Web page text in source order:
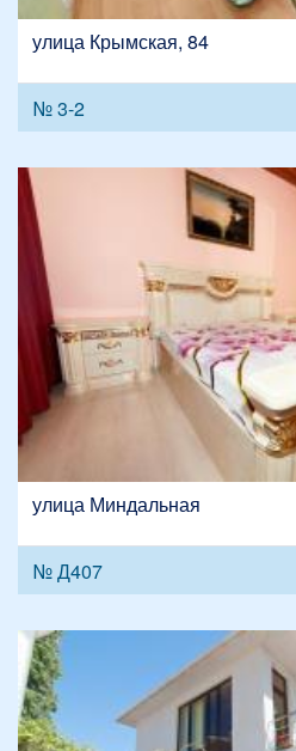
улица Крымская, 84
№ 3-2
улица Миндальная
№ Д407